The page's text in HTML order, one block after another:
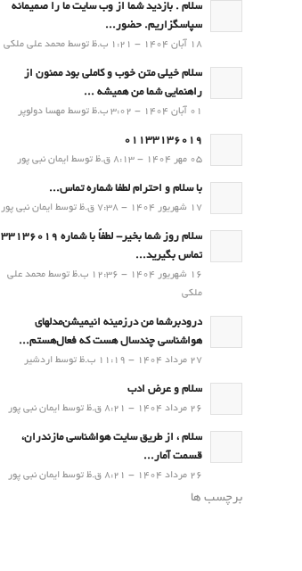
سلام . بازدید شما از وب سایت ما را صمیمانه
سپاسگزاریم. حضور...
18 آبان 1404 - 1:21 ب.ظ توسط محمد علی ملکی
سلام خیلی متن خوب و کاملی بود ممنون از
راهنمایی شما من همیشه ...
01 آبان 1404 - 3:02 ب.ظ توسط مهسا دولوپر
01133136019
05 مهر 1404 - 8:13 ق.ظ توسط ایمان نبی پور
با سلام و احترام لطفا شماره تماس...
17 شهریور 1404 - 7:38 ق.ظ توسط ایمان نبی پور
سلام روز شما بخیر- لطفاً با شماره 33136019
تماس بگیرید...
16 شهریور 1404 - 12:36 ب.ظ توسط محمد علی
ملکی
درودبرشما من درزمینه انیمیشن‌مدلهای
هواشناسی چندسال هست که فعال‌هستم...
27 مرداد 1404 - 11:19 ب.ظ توسط اردشیر
سلام و عرض ادب
26 مرداد 1404 - 8:21 ق.ظ توسط ایمان نبی پور
سلام ، از طریق سایت هواشناسی مازندران،
قسمت آمار...
26 مرداد 1404 - 8:21 ق.ظ توسط ایمان نبی پور
برچسب ها